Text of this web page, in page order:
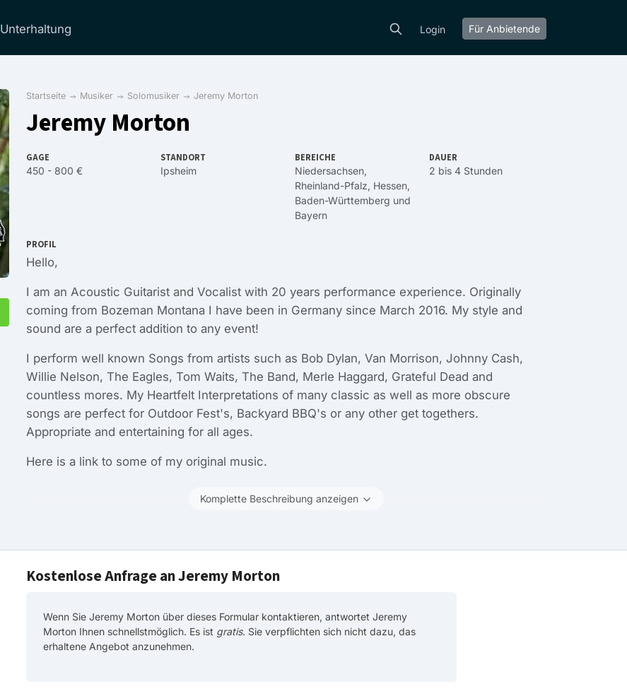
Unterhaltung Login Für Anbietende
Startseite Musiker Solomusiker Jeremy Morton
Jeremy Morton
GAGE
450 - 800 €
STANDORT
Ipsheim
BEREICHE
Niedersachsen,
Rheinland-Pfalz, Hessen,
Baden-Württemberg und
Bayern
DAUER
2 bis 4 Stunden
PROFIL
Hello,
I am an Acoustic Guitarist and Vocalist with 20 years performance experience. Originally
coming from Bozeman Montana I have been in Germany since March 2016. My style and
sound are a perfect addition to any event!
I perform well known Songs from artists such as Bob Dylan, Van Morrison, Johnny Cash,
Willie Nelson, The Eagles, Tom Waits, The Band, Merle Haggard, Grateful Dead and
countless mores. My Heartfelt Interpretations of many classic as well as more obscure
songs are perfect for Outdoor Fest's, Backyard BBQ's or any other get togethers.
Appropriate and entertaining for all ages.
Here is a link to some of my original music.
Komplette Beschreibung anzeigen
Kostenlose Anfrage an Jeremy Morton
Wenn Sie Jeremy Morton über dieses Formular kontaktieren, antwortet Jeremy
Morton Ihnen schnellstmöglich. Es ist gratis. Sie verpflichten sich nicht dazu, das
erhaltene Angebot anzunehmen.